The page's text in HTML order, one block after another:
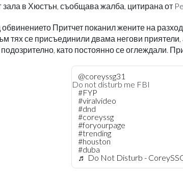
зала в Хюстън, съобщава жалба, цитирана от
Притчет поканил жените на
тях се присъединили двама негови
като постоянно се оглеждали.
@coreyssg31
Do not disturb me FBI
#FYP
#viralvideo
#dnd
#coreyssg
#foryourpage
#trending
#houston
#duba
♬ Do Not Disturb -